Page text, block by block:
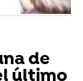
de